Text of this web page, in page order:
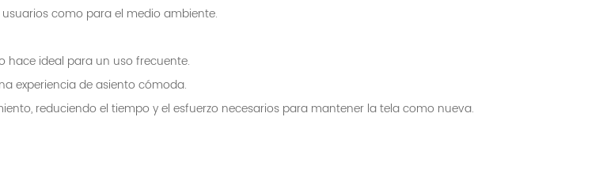
como para el medio ambiente.
hace ideal para un uso frecuente.
experiencia de asiento cómoda.
reduciendo el tiempo y el esfuerzo necesarios para mantener la tela como nueva.